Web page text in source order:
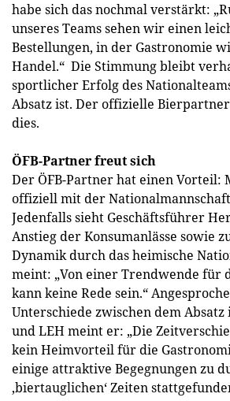
habe sich das nochmal verstärkt:
unseres Teams sehen wir einen
Bestellungen, in der Gastronomie
Handel.“ Die Stimmung bleibt
sportlicher Erfolg des
Absatz ist. Der offizielle
dies.
ÖFB-Partner freut sich
Der ÖFB-Partner hat einen Vorteil:
offiziell mit der
Jedenfalls sieht Geschäftsführer
Anstieg der Konsumanlässe sowie
Dynamik durch das heimische
meint: „Von einer Trendwende für
kann keine Rede sein.“
Unterschiede zwischen dem Absatz
und LEH meint er: „Die
kein Heimvorteil für die
einige attraktive Begegnungen zu
‚biertauglichen‘ Zeiten